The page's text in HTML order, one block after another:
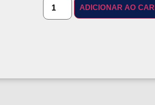
ADICIONAR AO